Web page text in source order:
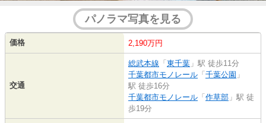
パノラマ写真を見る
価格 2,190万円
交通
総武本線 「 東千葉 」駅 徒歩11分
千葉都市モノレール 「 千葉公園 」
駅 徒歩16分
千葉都市モノレール 「 作草部 」駅 徒
歩19分